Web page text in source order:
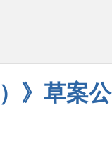
》草案公